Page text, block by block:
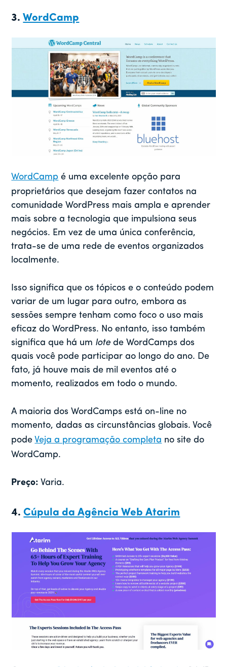
3.WordCamp
WordCamp é uma excelente opção para
proprietários que desejam fazer contatos na
comunidade WordPress mais ampla e aprender
mais sobre a tecnologia que impulsiona seus
negócios. Em vez de uma única conferência,
trata-se de uma rede de eventos organizados
localmente.
Isso significa que os tópicos e o conteúdo podem
variar de um lugar para outro, embora as
sessões sempre tenham como foco o uso mais
eficaz do WordPress. No entanto, isso também
significa que há um lote de WordCamps dos
quais você pode participar ao longo do ano. De
fato, já houve mais de mil eventos até o
momento, realizados em todo o mundo.
A maioria dos WordCamps está on-line no
momento, dadas as circunstâncias globais. Você
pode Veja a programação completa no site do
WordCamp.
Preço: Varia.
4.Cúpula da Agência Web Atarim